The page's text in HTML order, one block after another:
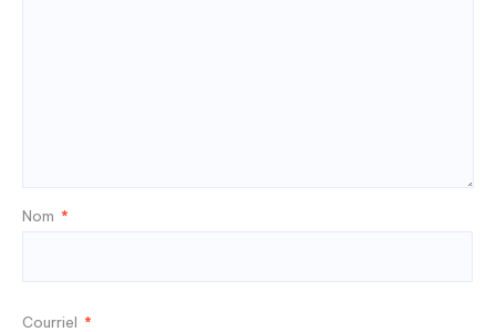
Nom *
Courriel *